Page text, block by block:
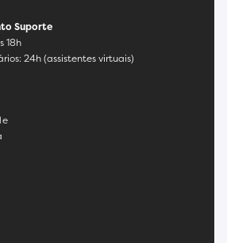
Suporte
18h
24h (assistentes virtuais)